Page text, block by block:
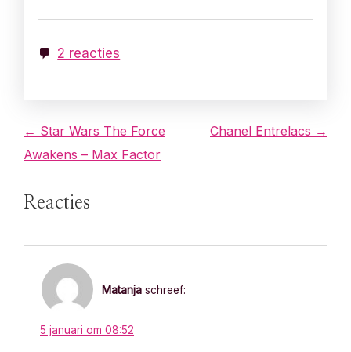
2 reacties
B
e
r
← Star Wars The Force
Awakens – Max Factor
Chanel Entrelacs →
Reacties
Matanja schreef:
5 januari om 08:52